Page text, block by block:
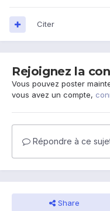
Citer
Rejoignez la
Vous pouvez poster
vous avez un compte,
Répondre à ce
Share